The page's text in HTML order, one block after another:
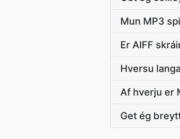
Mun MP3
Er AIFF
Hversu
Af hverju er
Get ég